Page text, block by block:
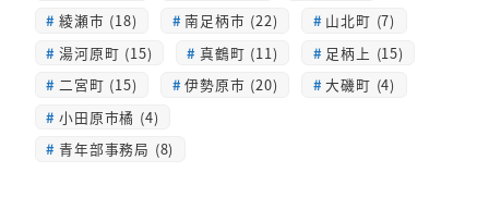
綾瀬市 (18)
南足柄市 (22)
山北町 (7)
湯河原町 (15)
真鶴町 (11)
足柄上 (15)
二宮町 (15)
伊勢原市 (20)
大磯町 (4)
小田原市橘 (4)
青年部事務局 (8)